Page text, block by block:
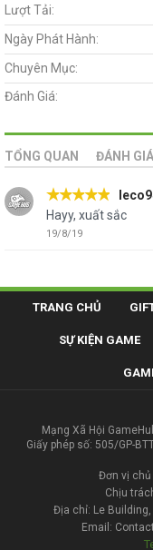
Lượt Tải:
Ngày Phát Hành:
Chuyên Mục:
Đánh Giá:
TỔNG QUAN ĐÁNH GIÁ
Hayy, xuất sắc
19/8/19
TRANG CHỦ
SỰ KIỆN GAME
Mạng Xã Hội
Giấy phép số: 505/GP-
Đơn vị chủ
Chịu
Địa chỉ: Le Building,
Email: